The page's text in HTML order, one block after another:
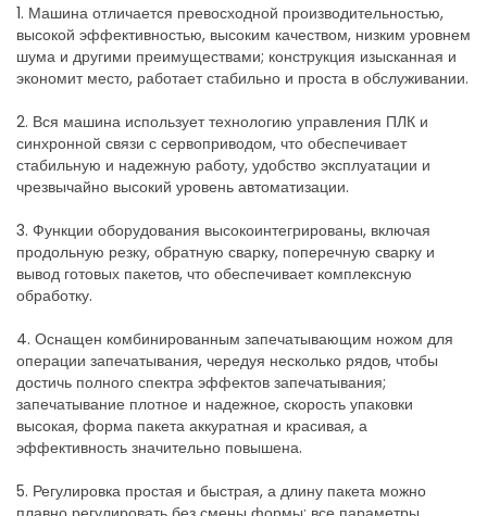
1. Машина отличается превосходной производительностью,
высокой эффективностью, высоким качеством, низким уровнем
шума и другими преимуществами; конструкция изысканная и
экономит место, работает стабильно и проста в обслуживании.
2. Вся машина использует технологию управления ПЛК и
синхронной связи с сервоприводом, что обеспечивает
стабильную и надежную работу, удобство эксплуатации и
чрезвычайно высокий уровень автоматизации.
3. Функции оборудования высокоинтегрированы, включая
продольную резку, обратную сварку, поперечную сварку и
вывод готовых пакетов, что обеспечивает комплексную
обработку.
4. Оснащен комбинированным запечатывающим ножом для
операции запечатывания, чередуя несколько рядов, чтобы
достичь полного спектра эффектов запечатывания;
запечатывание плотное и надежное, скорость упаковки
высокая, форма пакета аккуратная и красивая, а
эффективность значительно повышена.
5. Регулировка простая и быстрая, а длину пакета можно